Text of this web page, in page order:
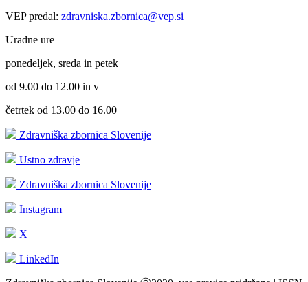
VEP predal: zdravniska.zbornica@vep.si
Uradne ure
ponedeljek, sreda in petek
od 9.00 do 12.00 in v
četrtek od 13.00 do 16.00
Zdravniška zbornica Slovenije
Ustno zdravje
Zdravniška zbornica Slovenije
Instagram
X
LinkedIn